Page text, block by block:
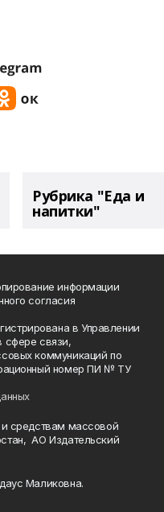
Рубрика "Еда и
напитки"
информации
согласия
в Управлении
сфере связи,
коммуникаций по
номер ПИ № ТУ
средствам массовой
АО Издательский
Маликовна.